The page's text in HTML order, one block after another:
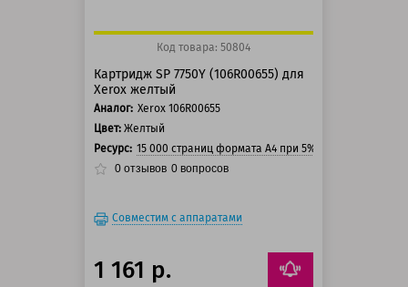
Код товара: 50804
Картридж SP 7750Y (106R00655) для
Xerox желтый
Аналог: Xerox 106R00655
Цвет: Желтый
Ресурс: 15 000 страниц формата А4 при 5% заполнении
0 отзывов 0 вопросов
Совместим с аппаратами
1 161 р.